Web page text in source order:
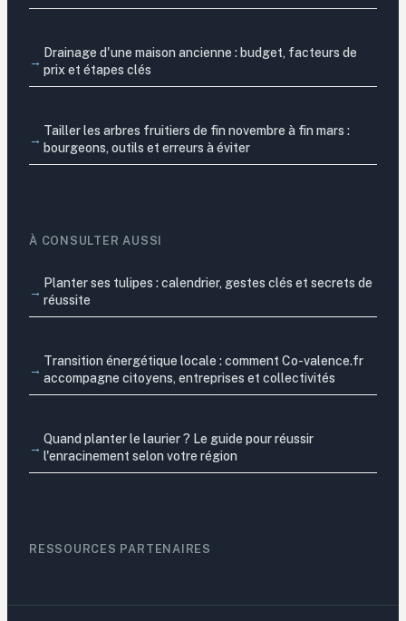
Drainage d'une maison ancienne : budget, facteurs de
prix et étapes clés
Tailler les arbres fruitiers de fin novembre à fin mars :
bourgeons, outils et erreurs à éviter
À CONSULTER AUSSI
Planter ses tulipes : calendrier, gestes clés et secrets de
réussite
Transition énergétique locale : comment Co-valence.fr
accompagne citoyens, entreprises et collectivités
Quand planter le laurier ? Le guide pour réussir
l'enracinement selon votre région
RESSOURCES PARTENAIRES